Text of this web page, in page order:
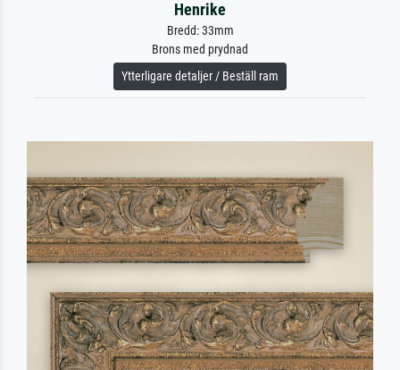
Henrike
Bredd: 33mm
Brons med prydnad
Ytterligare detaljer / Beställ ram